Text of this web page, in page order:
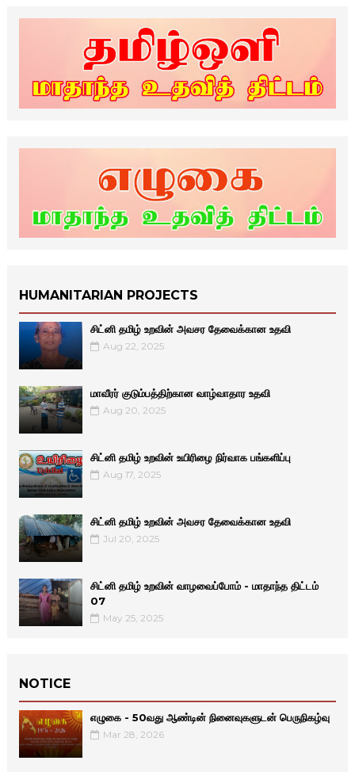
HUMANITARIAN PROJECTS
சிட்னி தமிழ் உறவின் அவசர தேவைக்கான உதவி
Aug 22, 2025
மாவீரர் குடும்பத்திற்கான வாழ்வாதார உதவி
Aug 20, 2025
சிட்னி தமிழ் உறவின் உயிரிழை நிர்வாக பங்களிப்பு
Aug 17, 2025
சிட்னி தமிழ் உறவின் அவசர தேவைக்கான உதவி
Jul 20, 2025
சிட்னி தமிழ் உறவின் வாழவைப்போம் - மாதாந்த திட்டம்
07
May 25, 2025
NOTICE
எழுகை - 50வது ஆண்டின் நினைவுகளுடன் பெருநிகழ்வு
Mar 28, 2026